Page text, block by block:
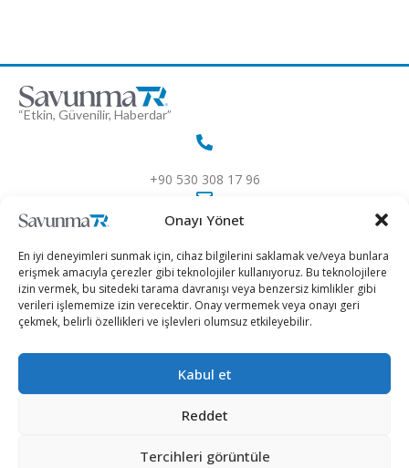
Onayı Yönet
En iyi deneyimleri sunmak için, cihaz bilgilerini saklamak ve/veya bunlara
erişmek amacıyla çerezler gibi teknolojiler kullanıyoruz. Bu teknolojilere
izin vermek, bu sitedeki tarama davranışı veya benzersiz kimlikler gibi
verileri işlememize izin verecektir. Onay vermemek veya onayı geri
çekmek, belirli özellikleri ve işlevleri olumsuz etkileyebilir.
Kabul et
Reddet
Tercihleri görüntüle
“Etkin, Güvenilir, Haberdar”
+90 530 308 17 96
2026 © Savunma TR. Tüm Hakları Saklıdır.
Savunma Sanayii
Siber Güvenlik
Teknoloji